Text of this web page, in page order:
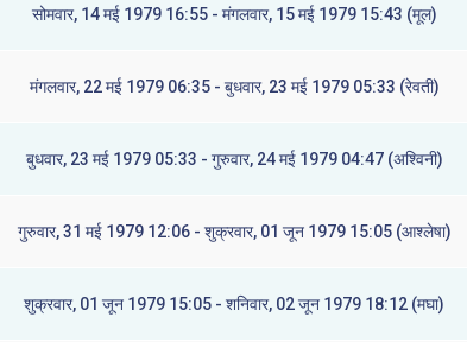
सोमवार, 14 मई 1979 16:55 - मंगलवार, 15 मई 1979 15:43 (मूल)
मंगलवार, 22 मई 1979 06:35 - बुधवार, 23 मई 1979 05:33 (रेवती)
बुधवार, 23 मई 1979 05:33 - गुरुवार, 24 मई 1979 04:47 (अश्विनी)
गुरुवार, 31 मई 1979 12:06 - शुक्रवार, 01 जून 1979 15:05 (आश्लेषा)
शुक्रवार, 01 जून 1979 15:05 - शनिवार, 02 जून 1979 18:12 (मघा)